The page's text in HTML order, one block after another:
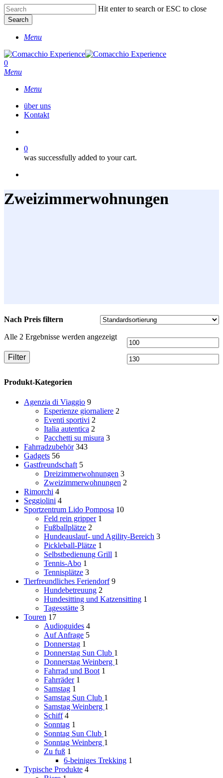
Skip
to
main
content
Hit enter to search or ESC to close
Search
SearchMenu
account
0
Menu
Menu
über uns
Kontakt
0
was successfully added to your cart.
Zweizimmerwohnungen
Alle 2 Ergebnisse werden angezeigt
Nach Preis filtern
Min.
Preis
Filter
Produkt-Kategorien
Agenzia di Viaggio 9
Esperienze giornaliere 2
Eventi sportivi 2
Italia autentica 2
Pacchetti su misura 3
Fahrradzubehör 343
Gadgets 56
Gastfreundschaft 5
Dreizimmerwohnungen 3
Zweizimmerwohnungen 2
Rimorchi 4
Seggiolini 4
Sportzentrum Lido Pomposa 10
Feld rein gripper 1
Fußballplätze 2
Hundeauslauf- und Agility-Bereich 3
Pickleball-Plätze 1
Selbstbedienung Grill 1
Tennis-Abo 1
Tennisplätze 3
Tierfreundliches Feriendorf 9
Hundebetreuung 2
Hundesitting und Katzensitting 1
Tagesstätte 3
Touren 17
Audioguides 4
Auf Anfrage 5
Donnerstag 1
Donnerstag Sun Club 1
Donnerstag Weinberg 1
Fahrrad und Boot 1
Fahrräder 1
Samstag 1
Samstag Sun Club 1
Samstag Weinberg 1
Schiff 4
Sonntag 1
Sonntag Sun Club 1
Sonntag Weinberg 1
Zu fuß 1
6-beiniges Trekking 1
Typische Produkte 4